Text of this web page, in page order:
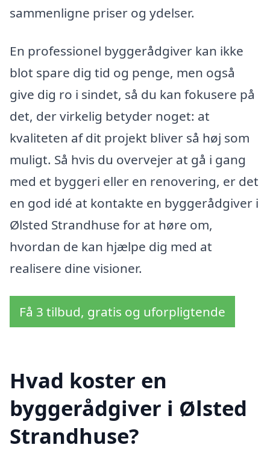
sammenligne priser og ydelser.
En professionel byggerådgiver kan ikke
blot spare dig tid og penge, men også
give dig ro i sindet, så du kan fokusere på
det, der virkelig betyder noget: at
kvaliteten af dit projekt bliver så høj som
muligt. Så hvis du overvejer at gå i gang
med et byggeri eller en renovering, er det
en god idé at kontakte en byggerådgiver i
Ølsted Strandhuse for at høre om,
hvordan de kan hjælpe dig med at
realisere dine visioner.
Få 3 tilbud, gratis og uforpligtende
Hvad koster en
byggerådgiver i Ølsted
Strandhuse?